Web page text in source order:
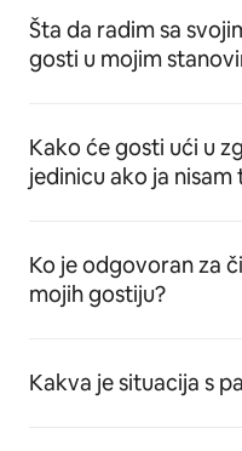
Šta da radim sa
gosti u mojim
Kako će gosti ući u
jedinicu ako ja nisam
Ko je odgovoran za
mojih gostiju?
Kakva je situacija s